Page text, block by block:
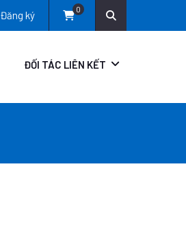
ký 0
ĐỐI TÁC LIÊN KẾT